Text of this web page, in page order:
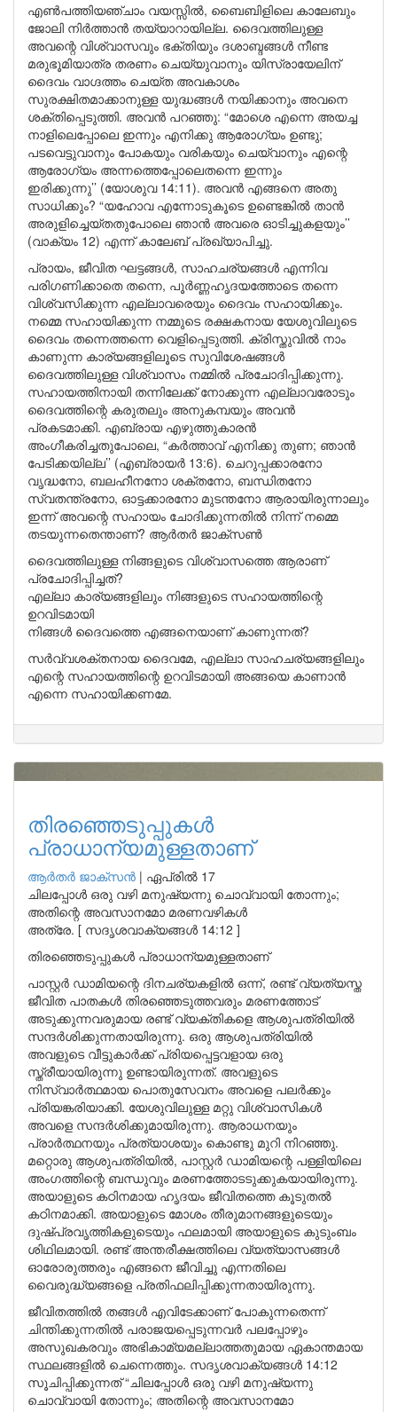
എൺപത്തിയഞ്ചാം വയസ്സിൽ, ബൈബിളിലെ കാലേബും
ജോലി നിർത്താൻ തയ്യാറായില്ല. ദൈവത്തിലുള്ള
അവന്റെ വിശ്വാസവും ഭക്തിയും ദശാബ്ദങ്ങൾ നീണ്ട
മരുഭൂമിയാത്ര തരണം ചെയ്യുവാനും യിസ്രായേലിന്
ദൈവം വാഗ്ദത്തം ചെയ്ത അവകാശം
സുരക്ഷിതമാക്കാനുള്ള യുദ്ധങ്ങൾ നയിക്കാനും അവനെ
ശക്തിപ്പെടുത്തി. അവൻ പറഞ്ഞു: “മോശെ എന്നെ അയച്ച
നാളിലെപ്പോലെ ഇന്നും എനിക്കു ആരോഗ്യം ഉണ്ടു;
പടവെട്ടുവാനും പോകയും വരികയും ചെയ്വാനും എന്റെ
ആരോഗ്യം അന്നത്തെപ്പോലെതന്നെ ഇന്നും
ഇരിക്കുന്നു’’ (യോശുവ 14:11). അവൻ എങ്ങനെ അതു
സാധിക്കും? “യഹോവ എന്നോടുകൂടെ ഉണ്ടെങ്കിൽ താൻ
അരുളിച്ചെയ്തതുപോലെ ഞാൻ അവരെ ഓടിച്ചുകളയും’’
(വാക്യം 12) എന്ന് കാലേബ് പ്രഖ്യാപിച്ചു.
പ്രായം, ജീവിത ഘട്ടങ്ങൾ, സാഹചര്യങ്ങൾ എന്നിവ
പരിഗണിക്കാതെ തന്നെ, പൂർണ്ണഹൃദയത്തോടെ തന്നെ
വിശ്വസിക്കുന്ന എല്ലാവരെയും ദൈവം സഹായിക്കും.
നമ്മെ സഹായിക്കുന്ന നമ്മുടെ രക്ഷകനായ യേശുവിലുടെ
ദൈവം തന്നെത്തന്നെ വെളിപ്പെടുത്തി. ക്രിസ്തുവിൽ നാം
കാണുന്ന കാര്യങ്ങളിലൂടെ സുവിശേഷങ്ങൾ
ദൈവത്തിലുള്ള വിശ്വാസം നമ്മിൽ പ്രചോദിപ്പിക്കുന്നു.
സഹായത്തിനായി തന്നിലേക്ക് നോക്കുന്ന എല്ലാവരോടും
ദൈവത്തിന്റെ കരുതലും അനുകമ്പയും അവൻ
പ്രകടമാക്കി. എബ്രായ എഴുത്തുകാരൻ
അംഗീകരിച്ചതുപോലെ, “കർത്താവ് എനിക്കു തുണ; ഞാൻ
പേടിക്കയില്ല’’ (എബ്രായർ 13:6). ചെറുപ്പക്കാരനോ
വൃദ്ധനോ, ബലഹീനനോ ശക്തനോ, ബന്ധിതനോ
സ്വതന്ത്രനോ, ഓട്ടക്കാരനോ മുടന്തനോ ആരായിരുന്നാലും
ഇന്ന് അവന്റെ സഹായം ചോദിക്കുന്നതിൽ നിന്ന് നമ്മെ
തടയുന്നതെന്താണ്? ആർതർ ജാക്സൺ
ദൈവത്തിലുള്ള നിങ്ങളുടെ വിശ്വാസത്തെ ആരാണ്
പ്രചോദിപ്പിച്ചത്?
എല്ലാ കാര്യങ്ങളിലും നിങ്ങളുടെ സഹായത്തിന്റെ
ഉറവിടമായി
നിങ്ങൾ ദൈവത്തെ എങ്ങനെയാണ് കാണുന്നത്?
സർവ്വശക്തനായ ദൈവമേ, എല്ലാ സാഹചര്യങ്ങളിലും
എന്റെ സഹായത്തിന്റെ ഉറവിടമായി അങ്ങയെ കാണാൻ
എന്നെ സഹായിക്കണമേ.
തിരഞ്ഞെടുപ്പുകൾ
പ്രാധാന്യമുള്ളതാണ്
ആർതർ ജാക്സൻ | ഏപ്രിൽ 17
ചിലപ്പോൾ ഒരു വഴി മനുഷ്യന്നു ചൊവ്വായി തോന്നും;
അതിന്റെ അവസാനമോ മരണവഴികൾ
അത്രേ. [ സദൃശവാക്യങ്ങൾ 14:12 ]
തിരഞ്ഞെടുപ്പുകൾ പ്രാധാന്യമുള്ളതാണ്
പാസ്റ്റർ ഡാമിയന്റെ ദിനചര്യകളിൽ ഒന്ന്, രണ്ട് വ്യത്യസ്ത
ജീവിത പാതകൾ തിരഞ്ഞെടുത്തവരും മരണത്തോട്
അടുക്കുന്നവരുമായ രണ്ട് വ്യക്തികളെ ആശുപത്രിയിൽ
സന്ദർശിക്കുന്നതായിരുന്നു. ഒരു ആശുപത്രിയിൽ
അവളുടെ വീട്ടുകാർക്ക് പ്രിയപ്പെട്ടവളായ ഒരു
സ്ത്രീയായിരുന്നു ഉണ്ടായിരുന്നത്. അവളുടെ
നിസ്വാർത്ഥമായ പൊതുസേവനം അവളെ പലർക്കും
പ്രിയങ്കരിയാക്കി. യേശുവിലുള്ള മറ്റു വിശ്വാസികൾ
അവളെ സന്ദർശിക്കുമായിരുന്നു. ആരാധനയും
പ്രാർത്ഥനയും പ്രത്യാശയും കൊണ്ടു മുറി നിറഞ്ഞു.
മറ്റൊരു ആശുപത്രിയിൽ, പാസ്റ്റർ ഡാമിയന്റെ പള്ളിയിലെ
അംഗത്തിന്റെ ബന്ധുവും മരണത്തോടടുക്കുകയായിരുന്നു.
അയാളുടെ കഠിനമായ ഹൃദയം ജീവിതത്തെ കൂടുതൽ
കഠിനമാക്കി. അയാളുടെ മോശം തീരുമാനങ്ങളുടെയും
ദുഷ്പ്രവൃത്തികളുടെയും ഫലമായി അയാളുടെ കുടുംബം
ശിഥിലമായി. രണ്ട് അന്തരീക്ഷത്തിലെ വ്യത്യാസങ്ങൾ
ഓരോരുത്തരും എങ്ങനെ ജീവിച്ചു എന്നതിലെ
വൈരുദ്ധ്യങ്ങളെ പ്രതിഫലിപ്പിക്കുന്നതായിരുന്നു.
ജീവിതത്തിൽ തങ്ങൾ എവിടേക്കാണ് പോകുന്നതെന്ന്
ചിന്തിക്കുന്നതിൽ പരാജയപ്പെടുന്നവർ പലപ്പോഴും
അസുഖകരവും അഭികാമ്യമല്ലാത്തതുമായ ഏകാന്തമായ
സ്ഥലങ്ങളിൽ ചെന്നെത്തും. സദൃശവാക്യങ്ങൾ 14:12
സൂചിപ്പിക്കുന്നത് “ചിലപ്പോൾ ഒരു വഴി മനുഷ്യന്നു
ചൊവ്വായി തോന്നും; അതിന്റെ അവസാനമോ